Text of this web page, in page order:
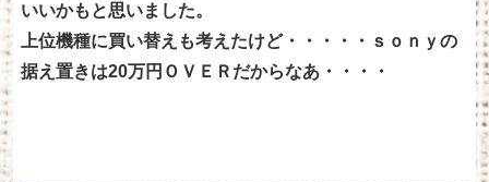
いいかもと思いました。
上位機種に買い替えも考えたけど・・・・・ｓｏｎｙの
据え置きは20万円ＯＶＥＲだからなあ・・・・